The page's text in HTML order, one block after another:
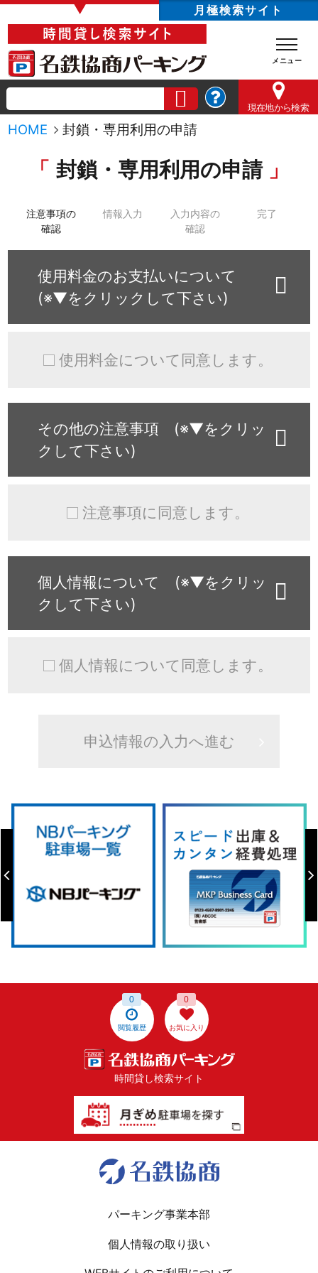
▼ 月極検索サイト
現在地から検索
HOME 封鎖・専用利用の申請
封鎖・専用利用の申請
注意事項の
確認
情報入力
入力内容の
確認
完了
使用料金のお支払いについて
(※▼をクリックして下さい)
使用料金について同意します。
その他の注意事項 (※▼をクリッ
クして下さい)
注意事項に同意します。
個人情報について (※▼をクリッ
クして下さい)
個人情報について同意します。
閲覧履歴
0
お気に入り
0
時間貸し検索サイト
パーキング事業本部
個人情報の取り扱い